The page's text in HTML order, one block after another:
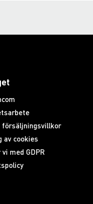
försäljningsvillkor
av cookies
med GDPR